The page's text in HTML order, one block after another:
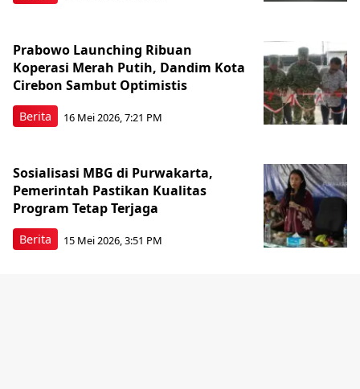
Berita
Prabowo Launching Ribuan
Koperasi Merah Putih, Dandim Kota
Cirebon Sambut Optimistis
16 Mei 2026, 7:21 PM
Berita
Sosialisasi MBG di Purwakarta,
Pemerintah Pastikan Kualitas
Program Tetap Terjaga
15 Mei 2026, 3:51 PM